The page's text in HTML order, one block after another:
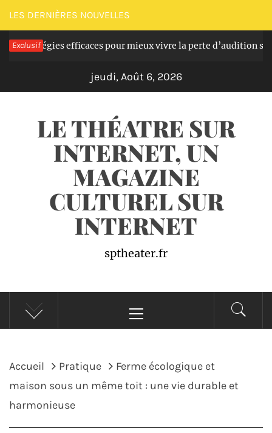
Passer
au
contenu
LES DERNIÈRES NOUVELLES
Exclusifefficaces pour mieux vivre la perte d’audition seniors
jeudi, Août 6, 2026
LE THÉATRE SUR
INTERNET, UN
MAGAZINE
CULTUREL SUR
INTERNET
sptheater.fr
principal
Accueil Pratique
Ferme écologique et
maison sous un même toit : une vie durable et
harmonieuse